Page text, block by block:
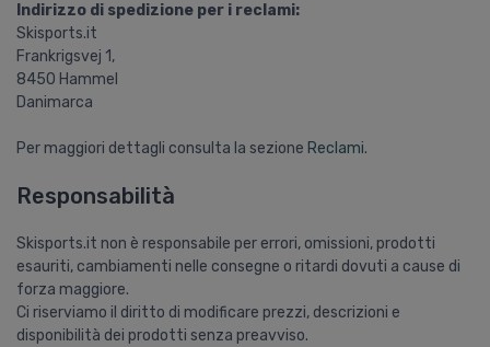
Indirizzo di spedizione per i reclami:
Skisports.it
Frankrigsvej 1,
8450 Hammel
Danimarca
Per maggiori dettagli consulta la sezione Reclami.
Responsabilità
Skisports.it non è responsabile per errori, omissioni, prodotti
esauriti, cambiamenti nelle consegne o ritardi dovuti a cause di
forza maggiore.
Ci riserviamo il diritto di modificare prezzi, descrizioni e
disponibilità dei prodotti senza preavviso.